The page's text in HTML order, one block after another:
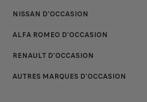
NISSAN D'OCCASION
ALFA ROMEO D'OCCASION
RENAULT D'OCCASION
AUTRES MARQUES D'OCCASION